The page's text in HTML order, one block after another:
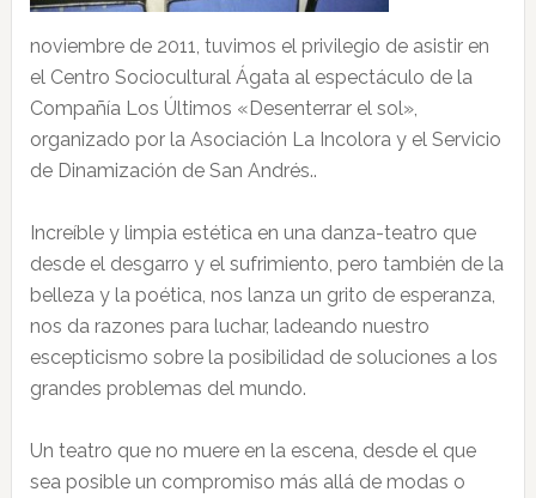
noviembre de 2011, tuvimos el privilegio de asistir en
el Centro Sociocultural Ágata al espectáculo de la
Compañía Los Últimos «Desenterrar el sol»,
organizado por la Asociación La Incolora y el Servicio
de Dinamización de San Andrés..
Increíble y limpia estética en una danza-teatro que
desde el desgarro y el sufrimiento, pero también de la
belleza y la poética, nos lanza un grito de esperanza,
nos da razones para luchar, ladeando nuestro
escepticismo sobre la posibilidad de soluciones a los
grandes problemas del mundo.
Un teatro que no muere en la escena, desde el que
sea posible un compromiso más allá de modas o